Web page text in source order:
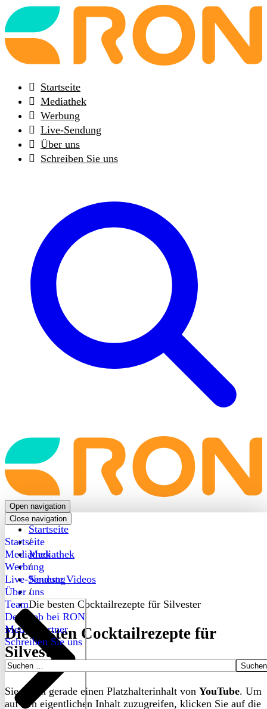
Back
to
frontpage
Startseite
Mediathek
Werbung
Live-Sendung
Über uns
Schreiben Sie uns
Back
to
frontpage
Open navigation
Close navigation
Startseite
Mediathek
Werbung
Live-Sendung
Über uns
Team
Dein Job bei RON
Medienpartner
Schreiben Sie uns
Suchen
Startseite
/
Mediathek
/
Neueste Videos
/
Die besten Cocktailrezepte für Silvester
Die besten Cocktailrezepte für
Silvester
Sie sehen gerade einen Platzhalterinhalt von YouTube. Um
auf den eigentlichen Inhalt zuzugreifen, klicken Sie auf die